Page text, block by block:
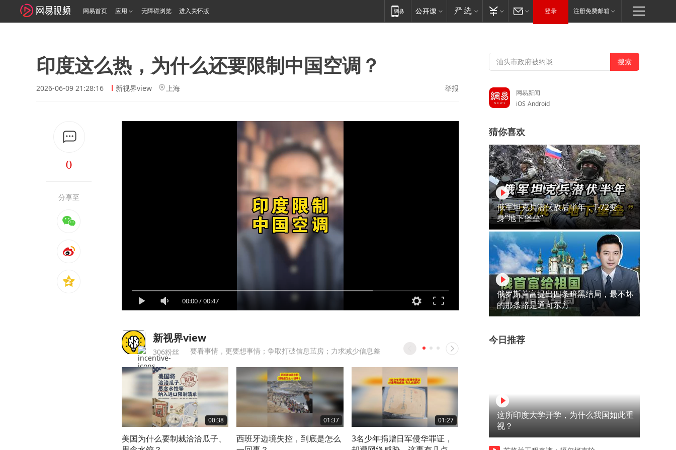
网易首页 应用 无障碍浏览 进入关怀版 登录 注册免费邮箱
印度这么热，为什么还要限制中国空调？
2026-06-09 21:28:16 新视界view 上海 举报
0
分享至
00:00/00:47
新视界view
306粉丝 要看事情，更要想事情；争取打破信息茧房；力求减少信息差
00:38
美国为什么要制裁洽洽瓜子、
01:37
西班牙边境失控，到底是怎么
01:27
3名少年捐赠日军侵华罪证，
00:33
六次扩军至242万人，俄罗斯
美国通缉前15的重型犯，凭
网易新闻
iOS Android
猜你喜欢
俄军坦克兵潜伏敌后半年，T-72变
身“地下堡垒”
俄罗斯首富提出四条暗黑结局，最不坏
的那条路是通向东方
今日推荐
这所印度大学开学，为什么我国如此重
视？